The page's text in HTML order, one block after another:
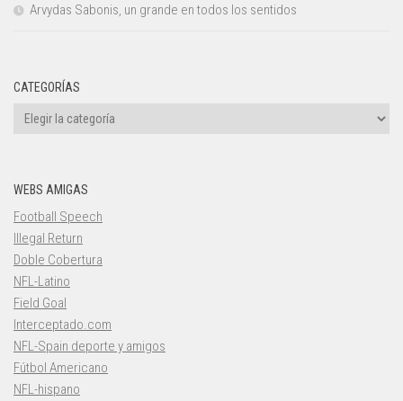
Arvydas Sabonis, un grande en todos los sentidos
CATEGORÍAS
Categorías
WEBS AMIGAS
Football Speech
Illegal Return
Doble Cobertura
NFL-Latino
Field Goal
Interceptado.com
NFL-Spain deporte y amigos
Fútbol Americano
NFL-hispano